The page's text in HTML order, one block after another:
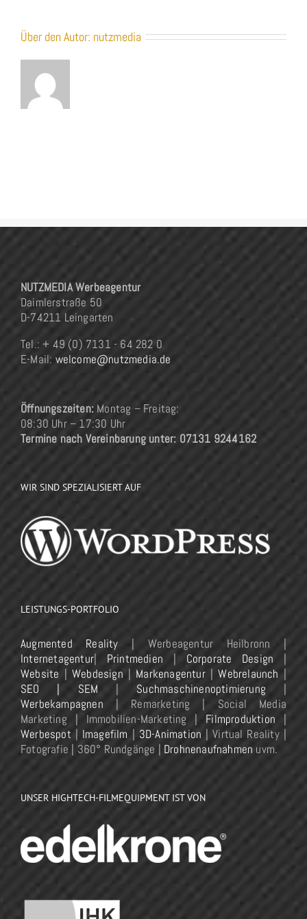
Über den Autor: nutzmedia
NUTZMEDIA Werbeagentur
Daimlerstraße 50
D-74211 Leingarten
Tel.: + 49 (0) 7131 - 64 282 0
E-Mail: welcome@nutzmedia.de
Öffnungszeiten: Montag – Freitag:
08:30 Uhr – 17:30 Uhr
Termine nach Vereinbarung unter: 07131 9244162
WIR SIND SPEZIALISIERT AUF
LEISTUNGS-PORTFOLIO
Augmented Reality | Werbeagentur Heilbronn |
Internetagentur| Printmedien | Corporate Design |
Website | Webdesign | Markenagentur|Webrelaunch |
SEO | SEM | Suchmaschinenoptimierung |
Werbekampagnen | Remarketing | Social Media
Marketing | Immobilien-Marketing | Filmproduktion |
Werbespot | Imagefilm | 3D-Animation | Virtual Reality |
Fotografie | 360° Rundgänge | Drohnenaufnahmen uvm.
UNSER HIGHTECH-FILMEQUIPMENT IST VON